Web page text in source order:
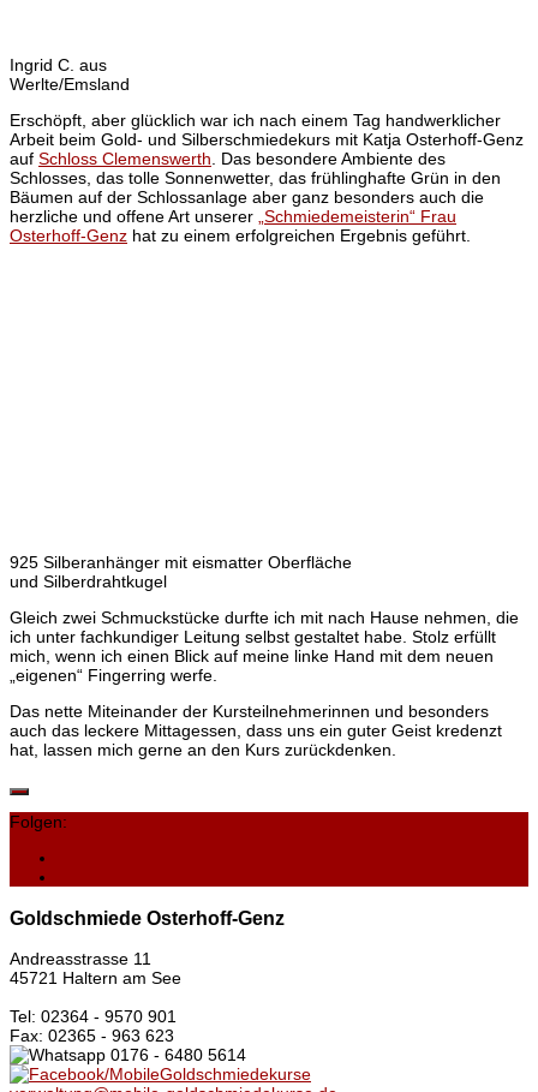
Ingrid C. aus
Werlte/Emsland
Erschöpft, aber glücklich war ich nach einem Tag handwerklicher
Arbeit beim Gold- und Silberschmiedekurs mit Katja Osterhoff-Genz
auf Schloss Clemenswerth . Das besondere Ambiente des
Schlosses, das tolle Sonnenwetter, das frühlinghafte Grün in den
Bäumen auf der Schlossanlage aber ganz besonders auch die
herzliche und offene Art unserer „Schmiedemeisterin“ Frau
Osterhoff-Genz hat zu einem erfolgreichen Ergebnis geführt.
925 Silberanhänger mit eismatter Oberfläche
und Silberdrahtkugel
Gleich zwei Schmuckstücke durfte ich mit nach Hause nehmen, die
ich unter fachkundiger Leitung selbst gestaltet habe. Stolz erfüllt
mich, wenn ich einen Blick auf meine linke Hand mit dem neuen
„eigenen“ Fingerring werfe.
Das nette Miteinander der Kursteilnehmerinnen und besonders
auch das leckere Mittagessen, dass uns ein guter Geist kredenzt
hat, lassen mich gerne an den Kurs zurückdenken.
Folgen:
Goldschmiede Osterhoff-Genz
Andreasstrasse 11
45721 Haltern am See
Tel: 02364 - 9570 901
Fax: 02365 - 963 623
0176 - 6480 5614
/MobileGoldschmiedekurse